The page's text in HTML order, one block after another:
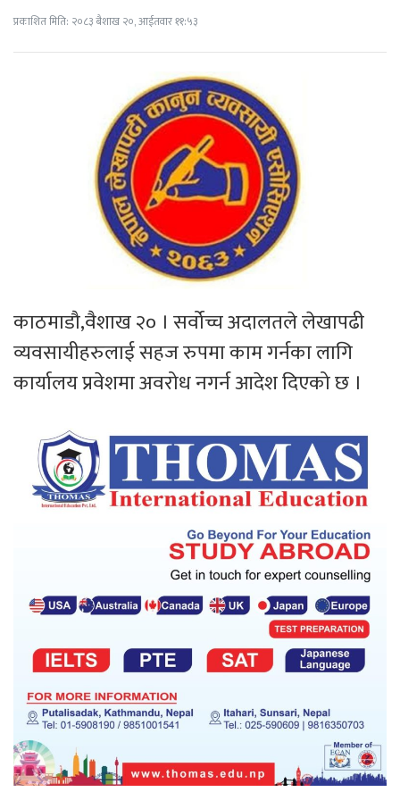
प्रकाशित मिति: २०८३ बैशाख २०, आईतवार ११:५३
काठमाडौ,वैशाख २० । सर्वोच्च अदालतले लेखापढी
व्यवसायीहरुलाई सहज रुपमा काम गर्नका लागि
कार्यालय प्रवेशमा अवरोध नगर्न आदेश दिएको छ ।